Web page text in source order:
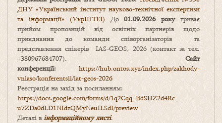
ДНУ «Український інститут науково-технічної експертизи
та інформації» (УкрІНТЕІ) До01.09.2026 рокутриває
прийом пропозицій від освітніх партнерів щодо
приєднання до команди співорганізаторів та
представлення спікерів IAS-GEOS, 2026 (контакт за тел.
+380967684707). Сайт
конференції: https://hub.ontos.xyz/index.php/zakhody-
vniaso/konferentsii/iat-geos-2026
Реєстрація на захід за посиланням:
https://docs.google.com/forms/d/1q2Cqq_IidSHZ2d4Rc_
u7ZDa0dLD1NIdzQMyNeuILSdI/preview
Деталі в інформаційному листі.